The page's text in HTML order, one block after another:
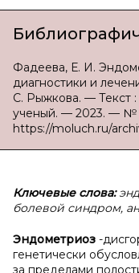
Фадеева, Е. И.
диагностики и
С. Рыжкова. — Текст
ученый. — 2023. — №
https://moluch.ru/
Ключевые слова:
болевой синдром,
Эндометриоз -
генетически
за пределами